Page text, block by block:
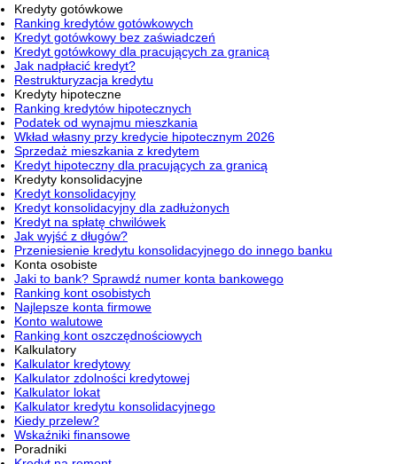
Kredyty gotówkowe
Ranking kredytów gotówkowych
Kredyt gotówkowy bez zaświadczeń
Kredyt gotówkowy dla pracujących za granicą
Jak nadpłacić kredyt?
Restrukturyzacja kredytu
Kredyty hipoteczne
Ranking kredytów hipotecznych
Podatek od wynajmu mieszkania
Wkład własny przy kredycie hipotecznym 2026
Sprzedaż mieszkania z kredytem
Kredyt hipoteczny dla pracujących za granicą
Kredyty konsolidacyjne
Kredyt konsolidacyjny
Kredyt konsolidacyjny dla zadłużonych
Kredyt na spłatę chwilówek
Jak wyjść z długów?
Przeniesienie kredytu konsolidacyjnego do innego banku
Konta osobiste
Jaki to bank? Sprawdź numer konta bankowego
Ranking kont osobistych
Najlepsze konta firmowe
Konto walutowe
Ranking kont oszczędnościowych
Kalkulatory
Kalkulator kredytowy
Kalkulator zdolności kredytowej
Kalkulator lokat
Kalkulator kredytu konsolidacyjnego
Kiedy przelew?
Wskaźniki finansowe
Poradniki